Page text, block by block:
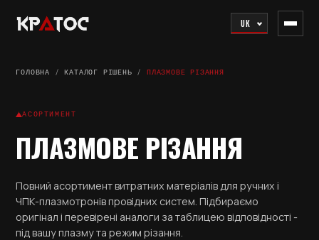
UK
ГОЛОВНА /КАТАЛОГ РІШЕНЬ /ПЛАЗМОВЕ РІЗАННЯ
АСОРТИМЕНТ
ПЛАЗМОВЕ РІЗАННЯ
Повний асортимент витратних матеріалів для ручних і
ЧПК-плазмотронів провідних систем. Підбираємо
оригінал і перевірені аналоги за таблицею відповідності -
під вашу плазму та режим різання.